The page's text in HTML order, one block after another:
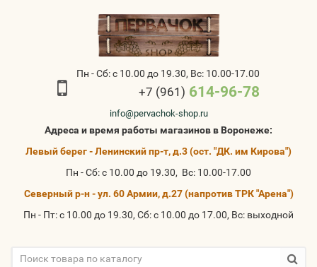
Пн - Сб: с 10.00 до 19.30, Вс: 10.00-17.00
+7 (961) 614-96-78
info@pervachok-shop.ru
Адреса и время работы магазинов в Воронеже:
Левый берег - Ленинский пр-т, д.3 (ост. "ДК. им Кирова")
Пн - Сб: с 10.00 до 19.30, Вс: 10.00-17.00
Северный р-н - ул. 60 Армии, д.27 (напротив ТРК "Арена")
Пн - Пт: с 10.00 до 19.30, Сб: с 10.00 до 17.00, Вс: выходной